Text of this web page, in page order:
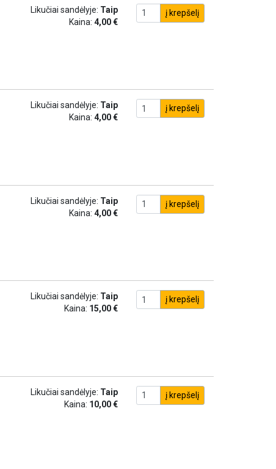
Likučiai sandėlyje: Taip
Kaina: 4,00 €
į krepšelį
Likučiai sandėlyje: Taip
Kaina: 4,00 €
į krepšelį
Likučiai sandėlyje: Taip
Kaina: 4,00 €
į krepšelį
Likučiai sandėlyje: Taip
Kaina: 15,00 €
į krepšelį
Likučiai sandėlyje: Taip
Kaina: 10,00 €
į krepšelį